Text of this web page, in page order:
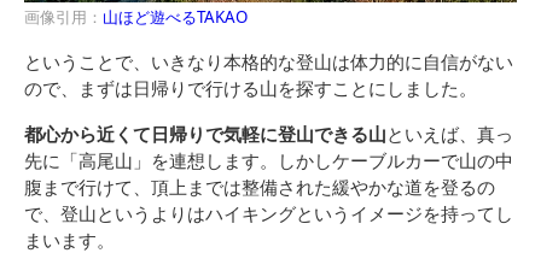
画像引用： 山ほど遊べるTAKAO
ということで、いきなり本格的な登山は体力的に自信がない
ので、まずは日帰りで行ける山を探すことにしました。
都心から近くて日帰りで気軽に登山できる山といえば、真っ
先に「高尾山」を連想します。しかしケーブルカーで山の中
腹まで行けて、頂上までは整備された緩やかな道を登るの
で、登山というよりはハイキングというイメージを持ってし
まいます。